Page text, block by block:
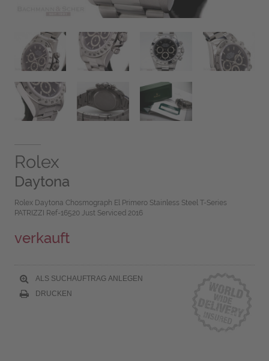
Rolex
Daytona
Rolex Daytona Chosmograph El Primero Stainless Steel T-Series
PATRIZZI Ref-16520 Just Serviced 2016
verkauft
ALS SUCHAUFTRAG ANLEGEN
DRUCKEN